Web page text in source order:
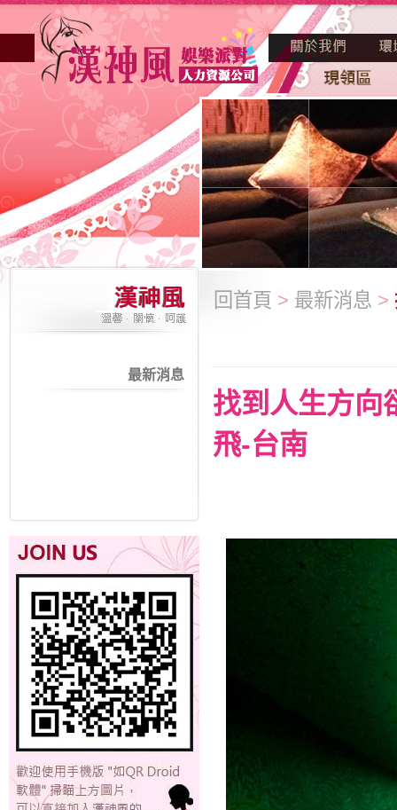
最新消息
回首頁 > 最新消息 >
找到人生方向
飛-台南